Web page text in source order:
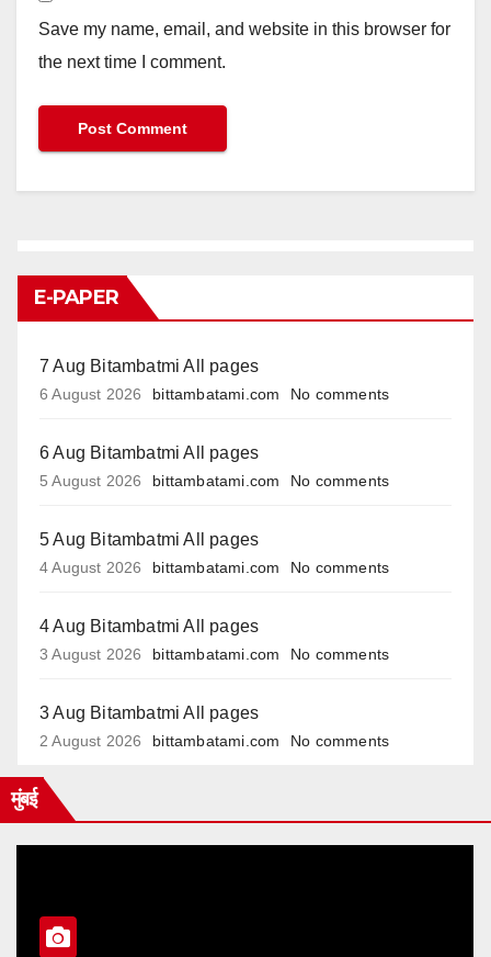
Save my name, email, and website in this browser for
the next time I comment.
E-PAPER
7 Aug Bitambatmi All pages
6 August 2026 bittambatami.com No comments
6 Aug Bitambatmi All pages
5 August 2026 bittambatami.com No comments
5 Aug Bitambatmi All pages
4 August 2026 bittambatami.com No comments
4 Aug Bitambatmi All pages
3 August 2026 bittambatami.com No comments
3 Aug Bitambatmi All pages
2 August 2026 bittambatami.com No comments
मुंबई